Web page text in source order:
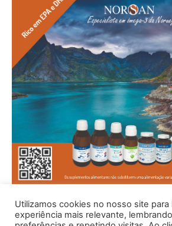
Utilizamos cookies no nosso site para
experiência mais relevante,